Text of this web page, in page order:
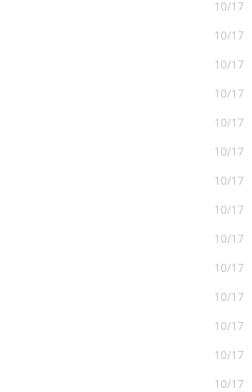
10/17
10/17
10/17
10/17
10/17
10/17
10/17
10/17
10/17
10/17
10/17
10/17
10/17
10/17